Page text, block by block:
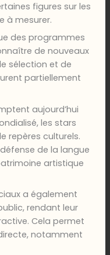
figures sur les
à mesurer.
des programmes
de nouveaux
sélection et de
partiellement
aujourd’hui
les stars
repères culturels.
de la langue
artistique
a également
rendant leur
Cela permet
notamment